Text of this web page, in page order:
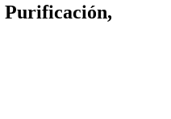
Purificación,